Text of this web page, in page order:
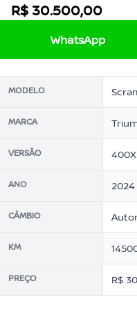
R$ 30.500,00
WhatsApp
MODELO
MARCA
VERSÃO 400X
ANO 2024
CÂMBIO
KM
PREÇO R$